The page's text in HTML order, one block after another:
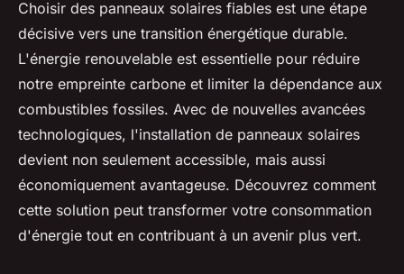
Choisir des panneaux solaires fiables est une étape
décisive vers une transition énergétique durable.
L'énergie renouvelable est essentielle pour réduire
notre empreinte carbone et limiter la dépendance aux
combustibles fossiles. Avec de nouvelles avancées
technologiques, l'installation de panneaux solaires
devient non seulement accessible, mais aussi
économiquement avantageuse. Découvrez comment
cette solution peut transformer votre consommation
d'énergie tout en contribuant à un avenir plus vert.